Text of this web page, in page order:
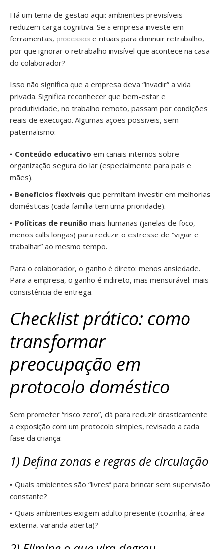
Há um tema de gestão aqui: ambientes previsíveis
reduzem carga cognitiva. Se a empresa investe em
ferramentas, processos e rituais para diminuir retrabalho,
por que ignorar o retrabalho invisível que acontece na casa
do colaborador?
Isso não significa que a empresa deva “invadir” a vida
privada. Significa reconhecer que bem-estar e
produtividade, no trabalho remoto, passam por condições
reais de execução. Algumas ações possíveis, sem
paternalismo:
Conteúdo educativo em canais internos sobre
organização segura do lar (especialmente para pais e
mães).
Benefícios flexíveis que permitam investir em melhorias
domésticas (cada família tem uma prioridade).
Políticas de reunião mais humanas (janelas de foco,
menos calls longas) para reduzir o estresse de “vigiar e
trabalhar” ao mesmo tempo.
Para o colaborador, o ganho é direto: menos ansiedade.
Para a empresa, o ganho é indireto, mas mensurável: mais
consistência de entrega.
Checklist prático: como
transformar
preocupação em
protocolo doméstico
Sem prometer “risco zero”, dá para reduzir drasticamente
a exposição com um protocolo simples, revisado a cada
fase da criança:
1) Defina zonas e regras de circulação
Quais ambientes são “livres” para brincar sem supervisão
constante?
Quais ambientes exigem adulto presente (cozinha, área
externa, varanda aberta)?